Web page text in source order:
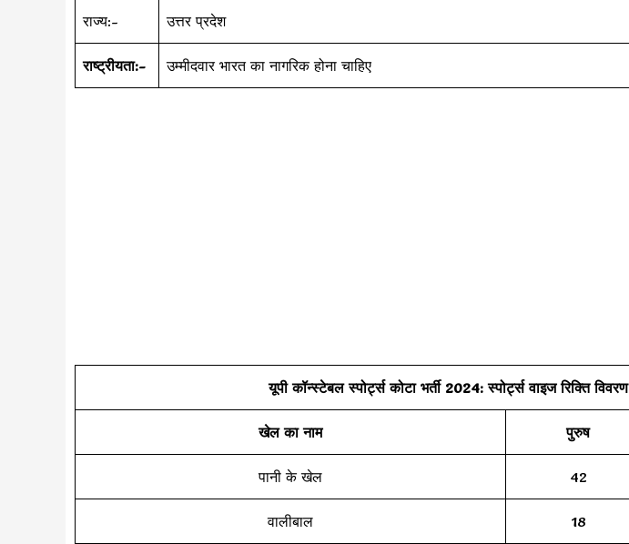
राज्य:- उत्तर प्रदेश
राष्ट्रीयता:- उम्मीदवार भारत का नागरिक होना चाहिए
यूपी कॉन्स्टेबल स्पोर्ट्स कोटा भर्ती 2024: स्पोर्ट्स वाइज रिक्ति विवरण
खेल का नाम पुरुष
पानी के खेल 42
वालीबाल 18